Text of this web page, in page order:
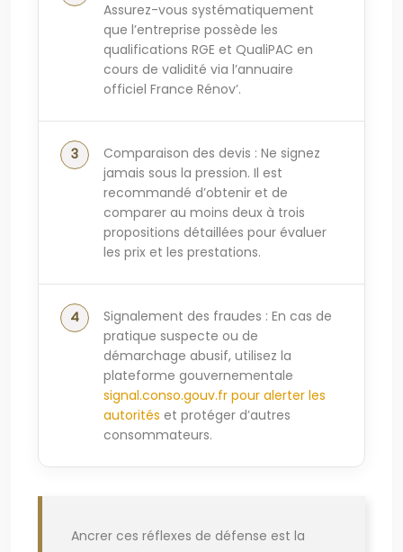
Assurez-vous systématiquement
que l’entreprise possède les
qualifications RGE et QualiPAC en
cours de validité via l’annuaire
officiel France Rénov’.
Comparaison des devis : Ne signez
jamais sous la pression. Il est
recommandé d’obtenir et de
comparer au moins deux à trois
propositions détaillées pour évaluer
les prix et les prestations.
Signalement des fraudes : En cas de
pratique suspecte ou de
démarchage abusif, utilisez la
plateforme gouvernementale
signal.conso.gouv.fr pour alerter les
autorités et protéger d’autres
consommateurs.
Ancrer ces réflexes de défense est la